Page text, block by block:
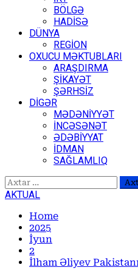
BÖLGƏ
HADİSƏ
DÜNYA
REGİON
OXUCU MƏKTUBLARI
ARAŞDIRMA
ŞİKAYƏT
ŞƏRHSİZ
DİGƏR
MƏDƏNİYYƏT
İNCƏSƏNƏT
ƏDƏBİYYAT
İDMAN
SAĞLAMLIQ
Axtarış:
AKTUAL
Home
2025
İyun
2
İlham Əliyev